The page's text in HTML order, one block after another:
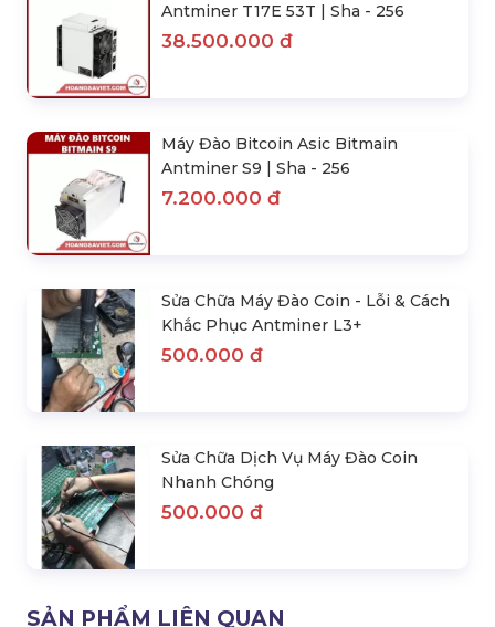
Antminer T17E 53T | Sha - 256
38.500.000 đ
Máy Đào Bitcoin Asic Bitmain
Antminer S9 | Sha - 256
7.200.000 đ
Sửa Chữa Máy Đào Coin - Lỗi & Cách
Khắc Phục Antminer L3+
500.000 đ
Sửa Chữa Dịch Vụ Máy Đào Coin
Nhanh Chóng
500.000 đ
SẢN PHẨM LIÊN QUAN